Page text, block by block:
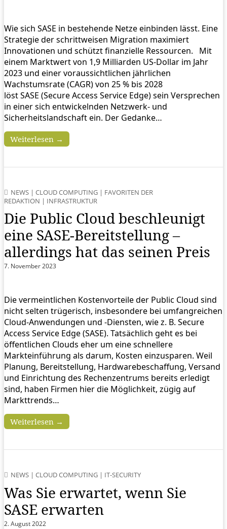
Wie sich SASE in bestehende Netze einbinden lässt. Eine
Strategie der schrittweisen Migration maximiert
Innovationen und schützt finanzielle Ressourcen. Mit
einem Marktwert von 1,9 Milliarden US-Dollar im Jahr
2023 und einer voraussichtlichen jährlichen
Wachstumsrate (CAGR) von 25 % bis 2028
löst SASE (Secure Access Service Edge) sein Versprechen
in einer sich entwickelnden Netzwerk- und
Sicherheitslandschaft ein. Der Gedanke…
Weiterlesen →
NEWS | CLOUD COMPUTING | FAVORITEN DER
REDAKTION | INFRASTRUKTUR
Die Public Cloud beschleunigt
eine SASE-Bereitstellung –
allerdings hat das seinen Preis
7. November 2023
Die vermeintlichen Kostenvorteile der Public Cloud sind
nicht selten trügerisch, insbesondere bei umfangreichen
Cloud-Anwendungen und -Diensten, wie z. B. Secure
Access Service Edge (SASE). Tatsächlich geht es bei
öffentlichen Clouds eher um eine schnellere
Markteinführung als darum, Kosten einzusparen. Weil
Planung, Bereitstellung, Hardwarebeschaffung, Versand
und Einrichtung des Rechenzentrums bereits erledigt
sind, haben Firmen hier die Möglichkeit, zügig auf
Markttrends…
Weiterlesen →
NEWS | CLOUD COMPUTING | IT-SECURITY
Was Sie erwartet, wenn Sie
SASE erwarten
2. August 2022